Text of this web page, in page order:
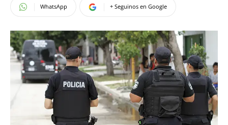
WhatsApp + Seguinos en Google